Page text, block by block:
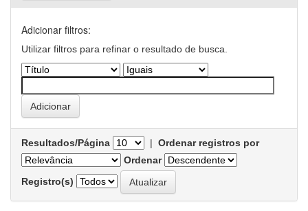
Adicionar filtros:
Utilizar filtros para refinar o resultado de busca.
Resultados/Página | Ordenar registros por
Ordenar
Registro(s)